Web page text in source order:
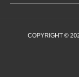
COPYRIGHT ©